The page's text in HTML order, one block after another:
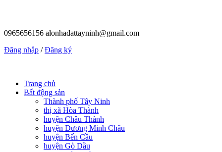
0965656156 alonhadattayninh@gmail.com
Đăng nhập /Đăng ký
Trang chủ
Bất động sản
Thành phố Tây Ninh
thị xã Hòa Thành
huyện Châu Thành
huyện Dương Minh Châu
huyện Bến Cầu
huyện Gò Dầu